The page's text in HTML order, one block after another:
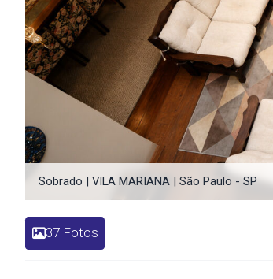
Sobrado | VILA MARIANA | São Paulo - SP
37 Fotos